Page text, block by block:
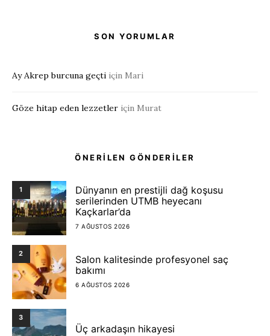
SON YORUMLAR
Ay Akrep burcuna geçti için Mari
Göze hitap eden lezzetler için Murat
ÖNERİLEN GÖNDERİLER
1
Dünyanın en prestijli dağ koşusu
serilerinden UTMB heyecanı
Kaçkarlar’da
7 AĞUSTOS 2026
2
Salon kalitesinde profesyonel saç
bakımı
6 AĞUSTOS 2026
3
Üç arkadaşın hikayesi